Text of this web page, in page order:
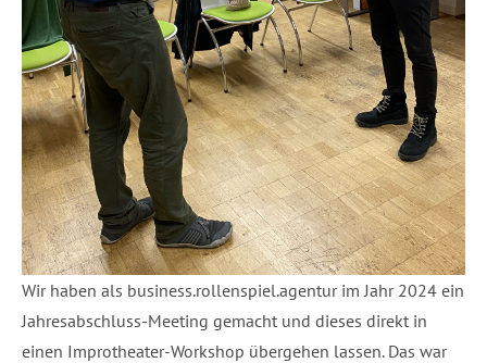
Wir haben als business.rollenspiel.agentur im Jahr 2024 ein
Jahresabschluss-Meeting gemacht und dieses direkt in
einen Improtheater-Workshop übergehen lassen. Das war